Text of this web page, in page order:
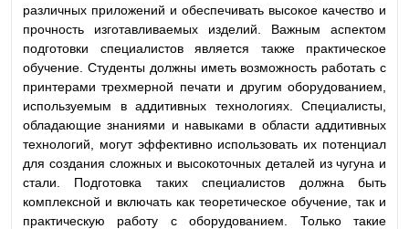
различных приложений и обеспечивать высокое качество и
прочность изготавливаемых изделий. Важным аспектом
подготовки специалистов является также практическое
обучение. Студенты должны иметь возможность работать с
принтерами трехмерной печати и другим оборудованием,
используемым в аддитивных технологиях. Специалисты,
обладающие знаниями и навыками в области аддитивных
технологий, могут эффективно использовать их потенциал
для создания сложных и высокоточных деталей из чугуна и
стали. Подготовка таких специалистов должна быть
комплексной и включать как теоретическое обучение, так и
практическую работу с оборудованием. Только такие